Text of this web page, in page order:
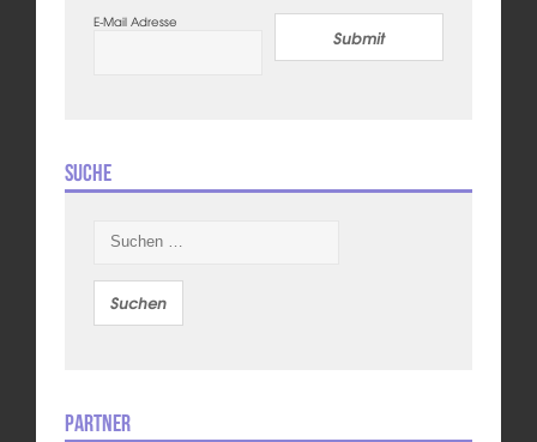
E-Mail Adresse
Submit
Suche
nach:
Partner